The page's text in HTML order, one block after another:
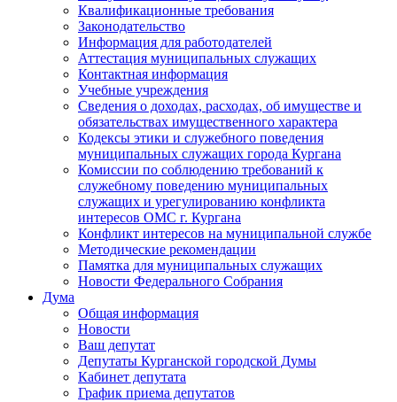
Квалификационные требования
Законодательство
Информация для работодателей
Аттестация муниципальных служащих
Контактная информация
Учебные учреждения
Сведения о доходах, расходах, об имуществе и
обязательствах имущественного характера
Кодексы этики и служебного поведения
муниципальных служащих города Кургана
Комиссии по соблюдению требований к
служебному поведению муниципальных
служащих и урегулированию конфликта
интересов ОМС г. Кургана
Конфликт интересов на муниципальной службе
Методические рекомендации
Памятка для муниципальных служащих
Новости Федерального Cобрания
Дума
Общая информация
Новости
Ваш депутат
Депутаты Курганской городской Думы
Кабинет депутата
График приема депутатов